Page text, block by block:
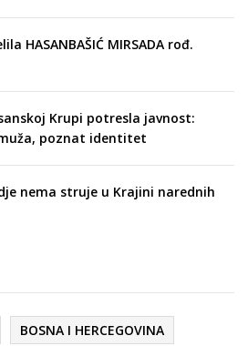
HASANBAŠIĆ MIRSADA rođ.
Krupi potresla javnost:
poznat identitet
nema struje u Krajini narednih
BOSNA I HERCEGOVINA